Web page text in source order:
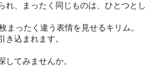
れ、まったく同じものは、ひとつとし
まったく違う表情を見せるキリム。
き込まれます。
してみませんか。